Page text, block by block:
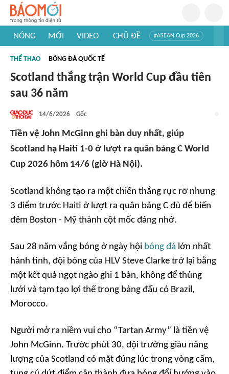
NÓNG MỚI VIDEO CHỦ ĐỀ #ASEAN Cup 2026
#Khám phá thế giới
THỂ THAO BÓNG ĐÁ QUỐC TẾ
Scotland thắng trận World Cup đầu tiên
sau 36 năm
14/6/2026 Gốc
Tiền vệ John McGinn ghi bàn duy nhất, giúp
Scotland hạ Haiti 1-0 ở lượt ra quân bảng C World
Cup 2026 hôm 14/6 (giờ Hà Nội).
Scotland không tạo ra một chiến thắng rực rỡ nhưng
3 điểm trước Haiti ở lượt ra quân bảng C đủ để biến
đêm Boston - Mỹ thành cột mốc đáng nhớ.
Sau 28 năm vắng bóng ở ngày hội bóng đá lớn nhất
hành tinh, đội bóng của HLV Steve Clarke trở lại bằng
một kết quả ngọt ngào ghi 1 bàn, không để thủng
lưới và tạm tạo lợi thế trong bảng đấu có Brazil,
Morocco.
Người mở ra niềm vui cho “Tartan Army” là tiền vệ
John McGinn. Trước phút 30, đội trưởng giàu năng
lượng của Scotland có mặt đúng lúc trong vòng cấm,